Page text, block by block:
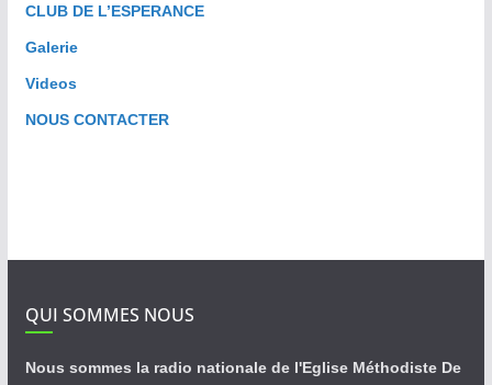
CLUB DE L’ESPERANCE
Galerie
Videos
NOUS CONTACTER
QUI SOMMES NOUS
Nous sommes la radio nationale de l'Eglise Méthodiste De